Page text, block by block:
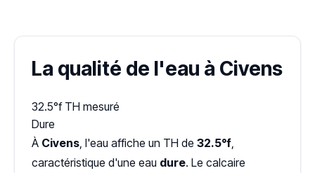
La qualité de l'eau à Civens
32.5°f TH mesuré
Dure
À Civens, l'eau affiche un TH de 32.5°f,
caractéristique d'une eau dure. Le calcaire